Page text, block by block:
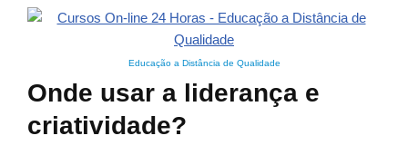
Educação a Distância de Qualidade
Onde usar a liderança e
criatividade?